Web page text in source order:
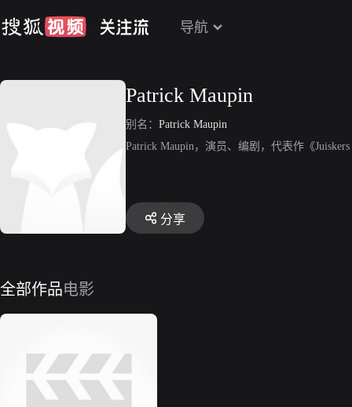
导航
Patrick Maupin
别名： Patrick Maupin
Patrick Maupin，演员、编剧，代表作《
分享
全部作品电影